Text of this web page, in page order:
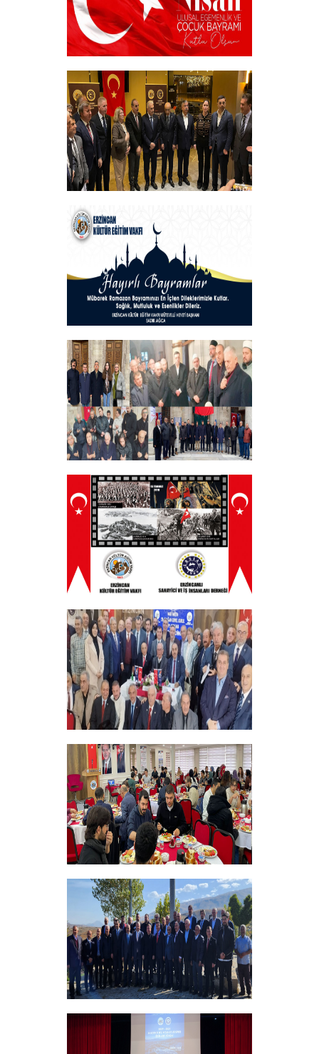
23 NİSAN
+
Vakfımızın Geleneksel İftar Programı
+
Hayırlı Bayramlar
+
Tüm Şehitlerimizi Anma Programı
Düzenledik
+
ERZINCAN VE TÜM SEHITLERI ANMA
PROGRAMI
+
Vakfımızın 28. Olağan genel kurulu
Yapıldı
+
Bursiyer Tanışma Toplantısı Yapıldı
+
Vakıf Yönetim Kurulumuz Erzincan
Kemah'da Bir Takım Ziyaretlerde